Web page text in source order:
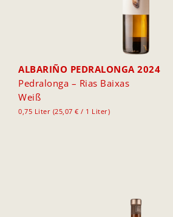
ALBARIÑO PEDRALONGA 2024
Pedralonga – Rias Baixas
Weiß
0,75 Liter (25,07 € / 1 Liter)